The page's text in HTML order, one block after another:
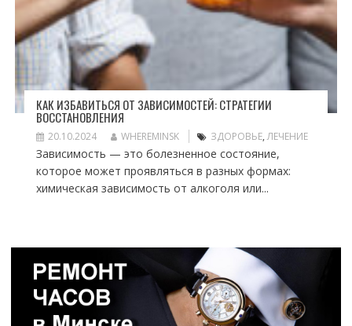
КАК ИЗБАВИТЬСЯ ОТ ЗАВИСИМОСТЕЙ: СТРАТЕГИИ
ВОССТАНОВЛЕНИЯ
20.10.2024 WHEREMINSK ЗДОРОВЬЕ,ЛЕЧЕНИЕ
Зависимость — это болезненное состояние,
которое может проявляться в разных формах:
химическая зависимость от алкоголя или...